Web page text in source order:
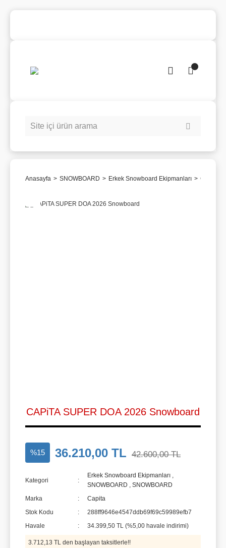
Anasayfa SNOWBOARD Erkek Snowboard Ekipmanları CAPiTA
CAPiTA SUPER DOA 2026 Snowboard
%15 36.210,00 TL 42.600,00 TL
Kategori
Erkek Snowboard Ekipmanları ,
SNOWBOARD ,SNOWBOARD
Marka
Capita
Stok Kodu
288ff9646e4547ddb69f69c59989efb7
Havale
34.399,50 TL (%5,00 havale indirimi)
3.712,13 TL den başlayan taksitlerle!!